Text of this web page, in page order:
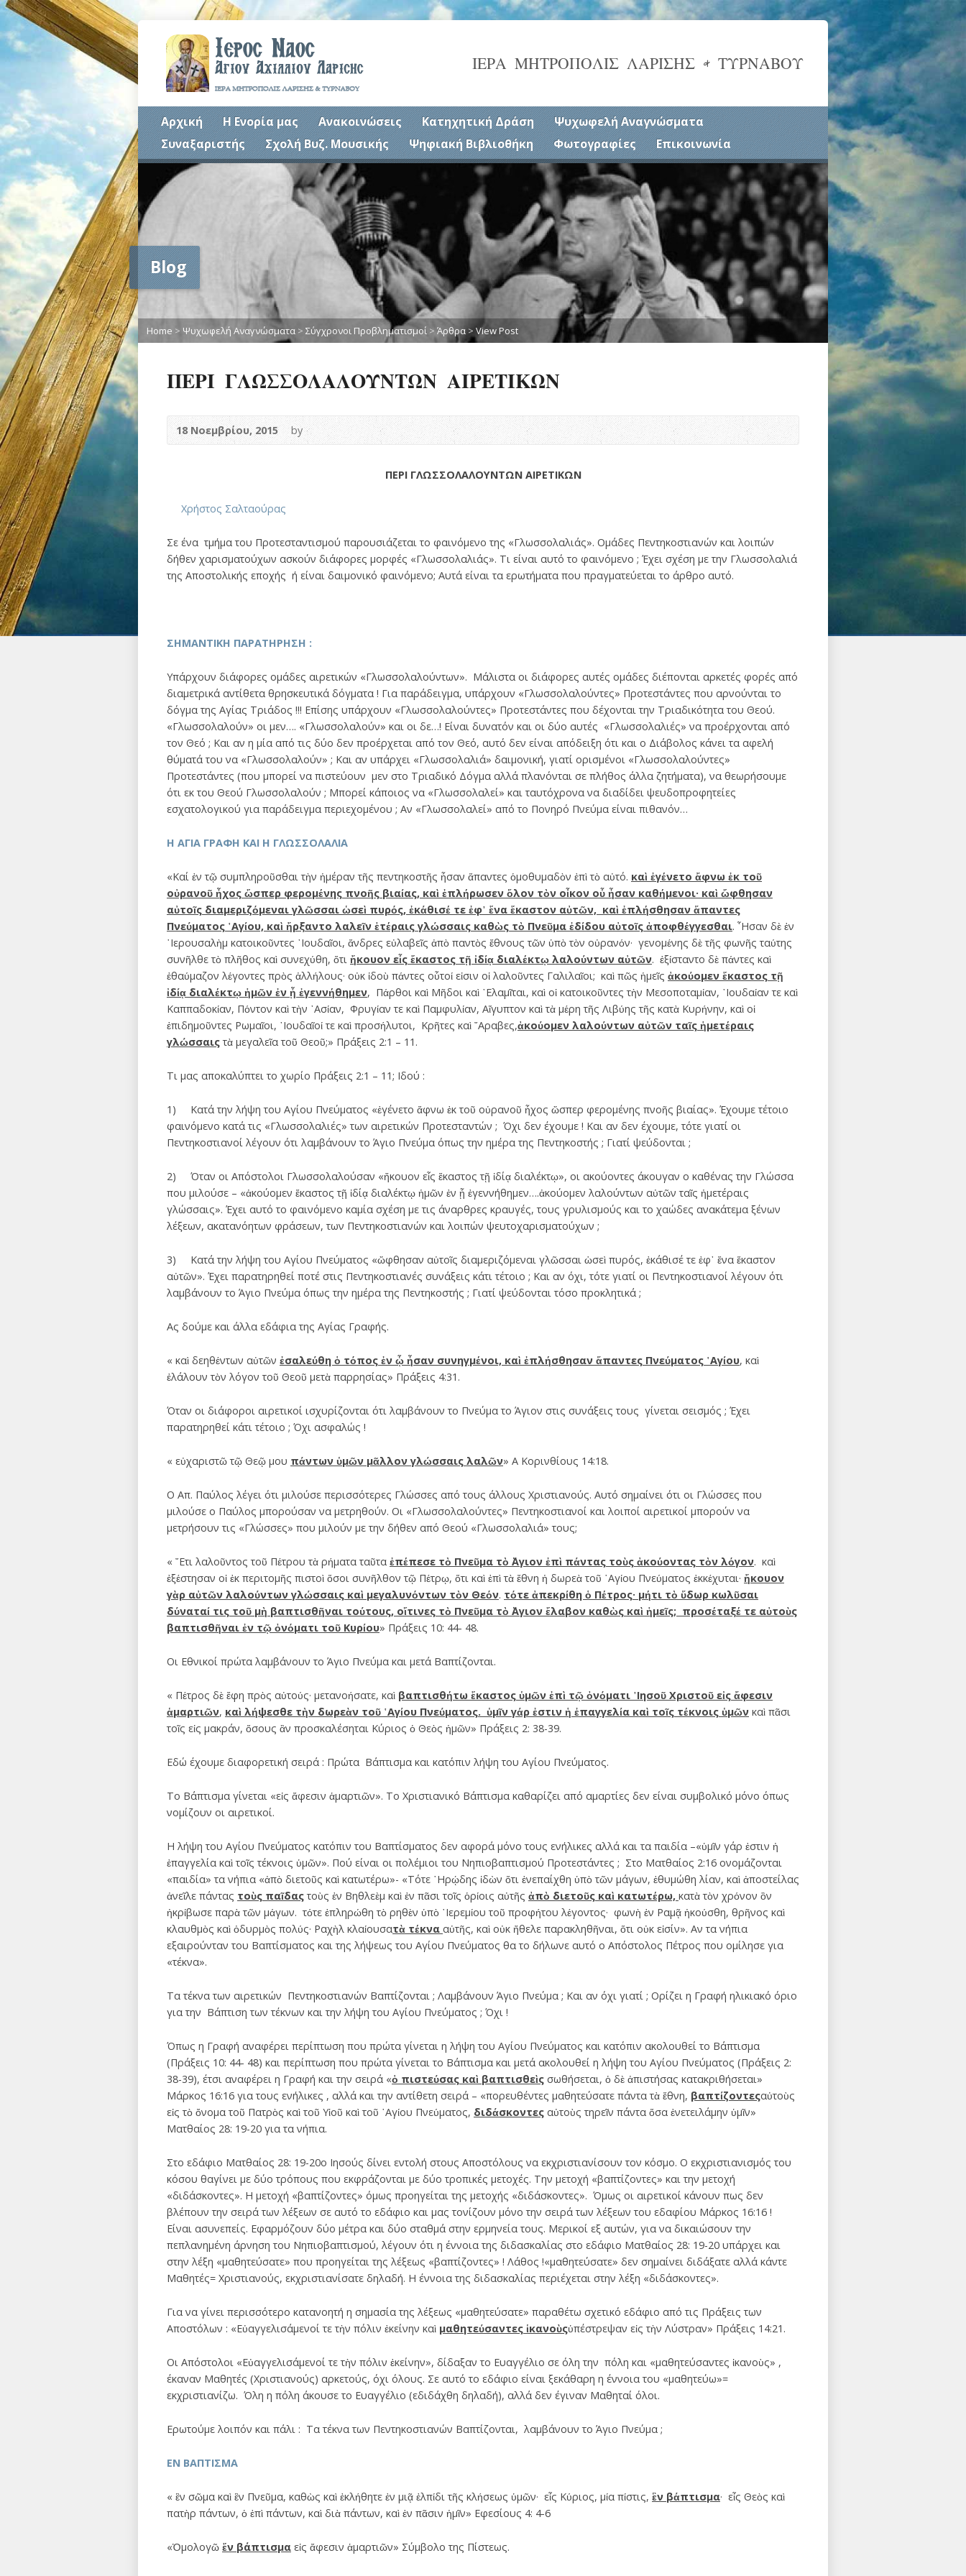
ΙΕΡΑ ΜΗΤΡΟΠΟΛΙΣ ΛΑΡΙΣΗΣ & ΤΥΡΝΑΒΟΥ
Αρχική Η Ενορία μας Ανακοινώσεις Κατηχητική Δράση
Ψυχωφελή Αναγνώσματα
Συναξαριστής
Σχολή Βυζ. Μουσικής Ψηφιακή Βιβλιοθήκη Φωτογραφίες Επικοινωνία
Blog
Home > Ψυχωφελή Αναγνώσματα > Σύγχρονοι Προβληματισμοί >Άρθρα > View Post
ΠΕΡΙ ΓΛΩΣΣΟΛΑΛΟΥΝΤΩΝ ΑΙΡΕΤΙΚΩΝ
18 Νοεμβρίου, 2015 by
ΠΕΡΙ ΓΛΩΣΣΟΛΑΛΟΥΝΤΩΝ ΑΙΡΕΤΙΚΩΝ
Χρήστος Σαλταούρας
Σε ένα τμήμα του Προτεσταντισμού παρουσιάζεται το φαινόμενο της «Γλωσσολαλιάς». Ομάδες Πεντηκοστιανών και λοιπών
δήθεν χαρισματούχων ασκούν διάφορες μορφές «Γλωσσολαλιάς». Τι είναι αυτό το φαινόμενο ; Έχει σχέση με την Γλωσσολαλιά
της Αποστολικής εποχής ή είναι δαιμονικό φαινόμενο; Αυτά είναι τα ερωτήματα που πραγματεύεται το άρθρο αυτό.
ΣΗΜΑΝΤΙΚΗ ΠΑΡΑΤΗΡΗΣΗ :
Υπάρχουν διάφορες ομάδες αιρετικών «Γλωσσολαλούντων». Μάλιστα οι διάφορες αυτές ομάδες διέπονται αρκετές φορές από
διαμετρικά αντίθετα θρησκευτικά δόγματα ! Για παράδειγμα, υπάρχουν «Γλωσσολαλούντες» Προτεστάντες που αρνούνται το
δόγμα της Αγίας Τριάδος !!! Επίσης υπάρχουν «Γλωσσολαλούντες» Προτεστάντες που δέχονται την Τριαδικότητα του Θεού.
«Γλωσσολαλούν» οι μεν…. «Γλωσσολαλούν» και οι δε…! Είναι δυνατόν και οι δύο αυτές «Γλωσσολαλιές» να προέρχονται από
τον Θεό ; Και αν η μία από τις δύο δεν προέρχεται από τον Θεό, αυτό δεν είναι απόδειξη ότι και ο Διάβολος κάνει τα αφελή
θύματά του να «Γλωσσολαλούν» ; Και αν υπάρχει «Γλωσσολαλιά» δαιμονική, γιατί ορισμένοι «Γλωσσολαλούντες»
Προτεστάντες (που μπορεί να πιστεύουν μεν στο Τριαδικό Δόγμα αλλά πλανόνται σε πλήθος άλλα ζητήματα), να θεωρήσουμε
ότι εκ του Θεού Γλωσσολαλούν ; Μπορεί κάποιος να «Γλωσσολαλεί» και ταυτόχρονα να διαδίδει ψευδοπροφητείες
εσχατολογικού για παράδειγμα περιεχομένου ; Αν «Γλωσσολαλεί» από το Πονηρό Πνεύμα είναι πιθανόν…
Η ΑΓΙΑ ΓΡΑΦΗ ΚΑΙ Η ΓΛΩΣΣΟΛΑΛΙΑ
«Καί ἐν τῷ συμπληροῦσθαι τὴν ἡμέραν τῆς πεντηκοστῆς ἦσαν ἅπαντες ὁμοθυμαδὸν ἐπὶ τὸ αὐτό. καὶ ἐγένετο ἄφνω ἐκ τοῦ
οὐρανοῦ ἦχος ὥσπερ φερομένης πνοῆς βιαίας, καὶ ἐπλήρωσεν ὅλον τὸν οἶκον οὗ ἦσαν καθήμενοι· καὶ ὤφθησαν
αὐτοῖς διαμεριζόμεναι γλῶσσαι ὡσεὶ πυρός, ἐκάθισέ τε ἐφ᾿ ἕνα ἕκαστον αὐτῶν, καὶ ἐπλήσθησαν ἅπαντες
Πνεύματος ῾Αγίου, καὶ ἤρξαντο λαλεῖν ἑτέραις γλώσσαις καθὼς τὸ Πνεῦμα ἐδίδου αὐτοῖς ἀποφθέγγεσθαι. ῏Ησαν δὲ ἐν
῾Ιερουσαλὴμ κατοικοῦντες ᾿Ιουδαῖοι, ἄνδρες εὐλαβεῖς ἀπὸ παντὸς ἔθνους τῶν ὑπὸ τὸν οὐρανόν· γενομένης δὲ τῆς φωνῆς ταύτης
συνῆλθε τὸ πλῆθος καὶ συνεχύθη, ὅτι ἤκουον εἷς ἕκαστος τῇ ἰδίᾳ διαλέκτῳ λαλούντων αὐτῶν. ἐξίσταντο δὲ πάντες καὶ
ἐθαύμαζον λέγοντες πρὸς ἀλλήλους· οὐκ ἰδοὺ πάντες οὗτοί εἰσιν οἱ λαλοῦντες Γαλιλαῖοι; καὶ πῶς ἡμεῖς ἀκούομεν ἕκαστος τῇ
ἰδίᾳ διαλέκτῳ ἡμῶν ἐν ᾗ ἐγεννήθημεν, Πάρθοι καὶ Μῆδοι καὶ ᾿Ελαμῖται, καὶ οἱ κατοικοῦντες τὴν Μεσοποταμίαν, ᾿Ιουδαίαν τε καὶ
Καππαδοκίαν, Πόντον καὶ τὴν ᾿Ασίαν, Φρυγίαν τε καὶ Παμφυλίαν, Αἴγυπτον καὶ τὰ μέρη τῆς Λιβύης τῆς κατὰ Κυρήνην, καὶ οἱ
ἐπιδημοῦντες Ρωμαῖοι, ᾿Ιουδαῖοί τε καὶ προσήλυτοι, Κρῆτες καὶ ῎Αραβες,ἀκούομεν λαλούντων αὐτῶν ταῖς ἡμετέραις
γλώσσαιςτὰ μεγαλεῖα τοῦ Θεοῦ;» Πράξεις 2:1 – 11.
Τι μας αποκαλύπτει το χωρίο Πράξεις 2:1 – 11; Ιδού :
1) Κατά την λήψη του Αγίου Πνεύματος «ἐγένετο ἄφνω ἐκ τοῦ οὐρανοῦ ἦχος ὥσπερ φερομένης πνοῆς βιαίας». Έχουμε τέτοιο
φαινόμενο κατά τις «Γλωσσολαλιές» των αιρετικών Προτεσταντών ; Όχι δεν έχουμε ! Και αν δεν έχουμε, τότε γιατί οι
Πεντηκοστιανοί λέγουν ότι λαμβάνουν το Άγιο Πνεύμα όπως την ημέρα της Πεντηκοστής ; Γιατί ψεύδονται ;
2) Όταν οι Απόστολοι Γλωσσολαλούσαν «ἤκουον εἷς ἕκαστος τῇ ἰδίᾳ διαλέκτῳ», οι ακούοντες άκουγαν ο καθένας την Γλώσσα
που μιλούσε – «ἀκούομεν ἕκαστος τῇ ἰδίᾳ διαλέκτῳ ἡμῶν ἐν ᾗ ἐγεννήθημεν….ἀκούομεν λαλούντων αὐτῶν ταῖς ἡμετέραις
γλώσσαις». Έχει αυτό το φαινόμενο καμία σχέση με τις άναρθρες κραυγές, τους γρυλισμούς και το χαώδες ανακάτεμα ξένων
λέξεων, ακατανόητων φράσεων, των Πεντηκοστιανών και λοιπών ψευτοχαρισματούχων ;
3) Κατά την λήψη του Αγίου Πνεύματος «ὤφθησαν αὐτοῖς διαμεριζόμεναι γλῶσσαι ὡσεὶ πυρός, ἐκάθισέ τε ἐφ᾿ ἕνα ἕκαστον
αὐτῶν». Έχει παρατηρηθεί ποτέ στις Πεντηκοστιανές συνάξεις κάτι τέτοιο ; Και αν όχι, τότε γιατί οι Πεντηκοστιανοί λέγουν ότι
λαμβάνουν το Άγιο Πνεύμα όπως την ημέρα της Πεντηκοστής ; Γιατί ψεύδονται τόσο προκλητικά ;
Ας δούμε και άλλα εδάφια της Αγίας Γραφής.
« καὶ δεηθέντων αὐτῶν ἐσαλεύθη ὁ τόπος ἐν ᾧ ἦσαν συνηγμένοι, καὶ ἐπλήσθησαν ἅπαντες Πνεύματος ῾Αγίου, καὶ
ἐλάλουν τὸν λόγον τοῦ Θεοῦ μετὰ παρρησίας» Πράξεις 4:31.
Όταν οι διάφοροι αιρετικοί ισχυρίζονται ότι λαμβάνουν το Πνεύμα το Άγιον στις συνάξεις τους γίνεται σεισμός ; Έχει
παρατηρηθεί κάτι τέτοιο ; Όχι ασφαλώς !
« εὐχαριστῶ τῷ Θεῷ μου πάντων ὑμῶν μᾶλλον γλώσσαις λαλῶν» Α Κορινθίους 14:18.
Ο Απ. Παύλος λέγει ότι μιλούσε περισσότερες Γλώσσες από τους άλλους Χριστιανούς. Αυτό σημαίνει ότι οι Γλώσσες που
μιλούσε ο Παύλος μπορούσαν να μετρηθούν. Οι «Γλωσσολαλούντες» Πεντηκοστιανοί και λοιποί αιρετικοί μπορούν να
μετρήσουν τις «Γλώσσες» που μιλούν με την δήθεν από Θεού «Γλωσσολαλιά» τους;
« ῎Ετι λαλοῦντος τοῦ Πέτρου τὰ ρήματα ταῦτα ἐπέπεσε τὸ Πνεῦμα τὸ ῞Αγιον ἐπὶ πάντας τοὺς ἀκούοντας τὸν λόγον. καὶ
ἐξέστησαν οἱ ἐκ περιτομῆς πιστοὶ ὅσοι συνῆλθον τῷ Πέτρῳ, ὅτι καὶ ἐπὶ τὰ ἔθνη ἡ δωρεὰ τοῦ ῾Αγίου Πνεύματος ἐκκέχυται· ἤκουον
γὰρ αὐτῶν λαλούντων γλώσσαις καὶ μεγαλυνόντων τὸν Θεόν. τότε ἀπεκρίθη ὁ Πέτρος· μήτι τὸ ὕδωρ κωλῦσαι
δύναταί τις τοῦ μὴ βαπτισθῆναι τούτους, οἵτινες τὸ Πνεῦμα τὸ ῞Αγιον ἔλαβον καθὼς καὶ ἡμεῖς; προσέταξέ τε αὐτοὺς
βαπτισθῆναι ἐν τῷ ὀνόματι τοῦ Κυρίου» Πράξεις 10: 44- 48.
Οι Εθνικοί πρώτα λαμβάνουν το Άγιο Πνεύμα και μετά Βαπτίζονται.
« Πέτρος δὲ ἔφη πρὸς αὐτούς· μετανοήσατε, καὶ βαπτισθήτω ἕκαστος ὑμῶν ἐπὶ τῷ ὀνόματι ᾿Ιησοῦ Χριστοῦ εἰς ἄφεσιν
ἁμαρτιῶν, καὶ λήψεσθε τὴν δωρεὰν τοῦ ῾Αγίου Πνεύματος. ὑμῖν γάρ ἐστιν ἡ ἐπαγγελία καὶ τοῖς τέκνοις ὑμῶν καὶ πᾶσι
τοῖς εἰς μακράν, ὅσους ἂν προσκαλέσηται Κύριος ὁ Θεὸς ἡμῶν» Πράξεις 2: 38-39.
Εδώ έχουμε διαφορετική σειρά : Πρώτα Βάπτισμα και κατόπιν λήψη του Αγίου Πνεύματος.
Το Βάπτισμα γίνεται «εἰς ἄφεσιν ἁμαρτιῶν». Το Χριστιανικό Βάπτισμα καθαρίζει από αμαρτίες δεν είναι συμβολικό μόνο όπως
νομίζουν οι αιρετικοί.
Η λήψη του Αγίου Πνεύματος κατόπιν του Βαπτίσματος δεν αφορά μόνο τους ενήλικες αλλά και τα παιδία –«ὑμῖν γάρ ἐστιν ἡ
ἐπαγγελία καὶ τοῖς τέκνοις ὑμῶν». Πού είναι οι πολέμιοι του Νηπιοβαπτισμού Προτεστάντες ; Στο Ματθαίος 2:16 ονομάζονται
«παιδία» τα νήπια «ἀπὸ διετοῦς καὶ κατωτέρω»- «Τότε ῾Ηρῴδης ἰδὼν ὅτι ἐνεπαίχθη ὑπὸ τῶν μάγων, ἐθυμώθη λίαν, καὶ ἀποστείλας
ἀνεῖλε πάντας τοὺς παῖδαςτοὺς ἐν Βηθλεὲμ καὶ ἐν πᾶσι τοῖς ὁρίοις αὐτῆς ἀπὸ διετοῦς καὶ κατωτέρω, κατὰ τὸν χρόνον ὃν
ἠκρίβωσε παρὰ τῶν μάγων. τότε ἐπληρώθη τὸ ρηθὲν ὑπὸ ῾Ιερεμίου τοῦ προφήτου λέγοντος· φωνὴ ἐν Ραμᾷ ἠκούσθη, θρῆνος καὶ
κλαυθμὸς καὶ ὀδυρμὸς πολύς· Ραχὴλ κλαίουσατὰ τέκνα αὐτῆς, καὶ οὐκ ἤθελε παρακληθῆναι, ὅτι οὐκ εἰσίν». Αν τα νήπια
εξαιρούνταν του Βαπτίσματος και της λήψεως του Αγίου Πνεύματος θα το δήλωνε αυτό ο Απόστολος Πέτρος που ομίλησε για
«τέκνα».
Τα τέκνα των αιρετικών Πεντηκοστιανών Βαπτίζονται ; Λαμβάνουν Άγιο Πνεύμα ; Και αν όχι γιατί ; Ορίζει η Γραφή ηλικιακό όριο
για την Βάπτιση των τέκνων και την λήψη του Αγίου Πνεύματος ; Όχι !
Όπως η Γραφή αναφέρει περίπτωση που πρώτα γίνεται η λήψη του Αγίου Πνεύματος και κατόπιν ακολουθεί το Βάπτισμα
(Πράξεις 10: 44- 48) και περίπτωση που πρώτα γίνεται το Βάπτισμα και μετά ακολουθεί η λήψη του Αγίου Πνεύματος (Πράξεις 2:
38-39), έτσι αναφέρει η Γραφή και την σειρά «ὁ πιστεύσας καὶ βαπτισθεὶς σωθήσεται, ὁ δὲ ἀπιστήσας κατακριθήσεται»
Μάρκος 16:16 για τους ενήλικες , αλλά και την αντίθετη σειρά – «πορευθέντες μαθητεύσατε πάντα τὰ ἔθνη, βαπτίζοντεςαὐτοὺς
εἰς τὸ ὄνομα τοῦ Πατρὸς καὶ τοῦ Υἱοῦ καὶ τοῦ ῾Αγίου Πνεύματος, διδάσκοντες αὐτοὺς τηρεῖν πάντα ὅσα ἐνετειλάμην ὑμῖν»
Ματθαίος 28: 19-20 για τα νήπια.
Στο εδάφιο Ματθαίος 28: 19-20ο Ιησούς δίνει εντολή στους Αποστόλους να εκχριστιανίσουν τον κόσμο. Ο εκχριστιανισμός του
κόσου θαγίνει με δύο τρόπους που εκφράζονται με δύο τροπικές μετοχές. Την μετοχή «βαπτίζοντες» και την μετοχή
«διδάσκοντες». Η μετοχή «βαπτίζοντες» όμως προηγείται της μετοχής «διδάσκοντες». Όμως οι αιρετικοί κάνουν πως δεν
βλέπουν την σειρά των λέξεων σε αυτό το εδάφιο και μας τονίζουν μόνο την σειρά των λέξεων του εδαφίου Μάρκος 16:16 !
Είναι ασυνεπείς. Εφαρμόζουν δύο μέτρα και δύο σταθμά στην ερμηνεία τους. Μερικοί εξ αυτών, για να δικαιώσουν την
πεπλανημένη άρνηση του Νηπιοβαπτισμού, λέγουν ότι η έννοια της διδασκαλίας στο εδάφιο Ματθαίος 28: 19-20 υπάρχει και
στην λέξη «μαθητεύσατε» που προηγείται της λέξεως «βαπτίζοντες» ! Λάθος !«μαθητεύσατε» δεν σημαίνει διδάξατε αλλά κάντε
Μαθητές= Χριστιανούς, εκχριστιανίσατε δηλαδή. Η έννοια της διδασκαλίας περιέχεται στην λέξη «διδάσκοντες».
Για να γίνει περισσότερο κατανοητή η σημασία της λέξεως «μαθητεύσατε» παραθέτω σχετικό εδάφιο από τις Πράξεις των
Αποστόλων : «Εὐαγγελισάμενοί τε τὴν πόλιν ἐκείνην καὶ μαθητεύσαντες ἱκανοὺςὑπέστρεψαν εἰς τὴν Λύστραν» Πράξεις 14:21.
Οι Απόστολοι «Εὐαγγελισάμενοί τε τὴν πόλιν ἐκείνην», δίδαξαν το Ευαγγέλιο σε όλη την πόλη και «μαθητεύσαντες ἱκανοὺς» ,
έκαναν Μαθητές (Χριστιανούς) αρκετούς, όχι όλους. Σε αυτό το εδάφιο είναι ξεκάθαρη η έννοια του «μαθητεύω»=
εκχριστιανίζω. Όλη η πόλη άκουσε το Ευαγγέλιο (εδιδάχθη δηλαδή), αλλά δεν έγιναν Μαθηταί όλοι.
Ερωτούμε λοιπόν και πάλι : Τα τέκνα των Πεντηκοστιανών Βαπτίζονται, λαμβάνουν το Άγιο Πνεύμα ;
ΕΝ ΒΑΠΤΙΣΜΑ
« ἓν σῶμα καὶ ἓν Πνεῦμα, καθὼς καὶ ἐκλήθητε ἐν μιᾷ ἐλπίδι τῆς κλήσεως ὑμῶν· εἷς Κύριος, μία πίστις, ἓν βάπτισμα· εἷς Θεὸς καὶ
πατὴρ πάντων, ὁ ἐπὶ πάντων, καὶ διὰ πάντων, καὶ ἐν πᾶσιν ἡμῖν» Εφεσίους 4: 4-6
«Ὁμολογῶ ἕν βάπτισμα εἰς ἄφεσιν ἁμαρτιῶν» Σύμβολο της Πίστεως.